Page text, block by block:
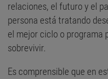
relaciones, el futuro y el
persona está tratando
el mejor ciclo o programa
sobrevivir.
Es comprensible que en